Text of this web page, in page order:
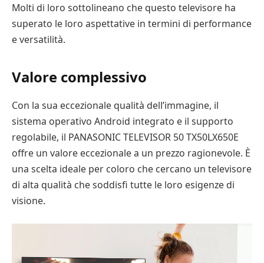
Molti di loro sottolineano che questo televisore ha
superato le loro aspettative in termini di performance
e versatilità.
Valore complessivo
Con la sua eccezionale qualità dell’immagine, il
sistema operativo Android integrato e il supporto
regolabile, il PANASONIC TELEVISOR 50 TX50LX650E
offre un valore eccezionale a un prezzo ragionevole. È
una scelta ideale per coloro che cercano un televisore
di alta qualità che soddisfi tutte le loro esigenze di
visione.